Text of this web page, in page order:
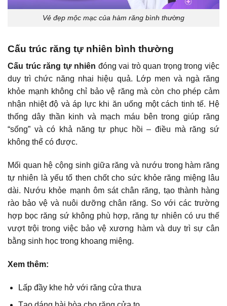
Vẻ đẹp mộc mạc của hàm răng bình thường
Cấu trúc răng tự nhiên bình thường
Cấu trúc răng tự nhiên đóng vai trò quan trọng trong việc
duy trì chức năng nhai hiệu quả. Lớp men và ngà răng
khỏe mạnh không chỉ bảo vệ răng mà còn cho phép cảm
nhận nhiệt độ và áp lực khi ăn uống một cách tinh tế. Hệ
thống dây thần kinh và mạch máu bên trong giúp răng
“sống” và có khả năng tự phục hồi – điều mà răng sứ
không thể có được.
Mối quan hệ cộng sinh giữa răng và nướu trong hàm răng
tự nhiên là yếu tố then chốt cho sức khỏe răng miệng lâu
dài. Nướu khỏe mạnh ôm sát chân răng, tạo thành hàng
rào bảo vệ và nuôi dưỡng chân răng. So với các trường
hợp bọc răng sứ không phù hợp, răng tự nhiên có ưu thế
vượt trội trong việc bảo vệ xương hàm và duy trì sự cân
bằng sinh học trong khoang miệng.
Xem thêm:
Lấp đầy khe hở với răng cửa thưa